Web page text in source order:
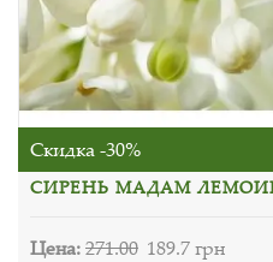
Скидка -30%
СИРЕНЬ МАДАМ ЛЕМОИН
Цена:271.00 189.7 грн